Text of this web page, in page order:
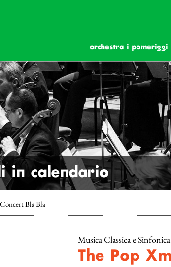
orchestra i pomeriggi
in calendario
Bla Bla
Musica Classica e Sinfonica
The Pop